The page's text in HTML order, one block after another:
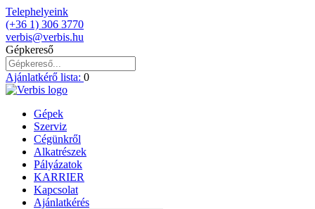
Telephelyeink
(+36 1) 306 3770
verbis@verbis.hu
Gépkereső
Ajánlatkérő lista: 0
Gépek
Szerviz
Cégünkről
Alkatrészek
Pályázatok
KARRIER
Kapcsolat
Ajánlatkérés